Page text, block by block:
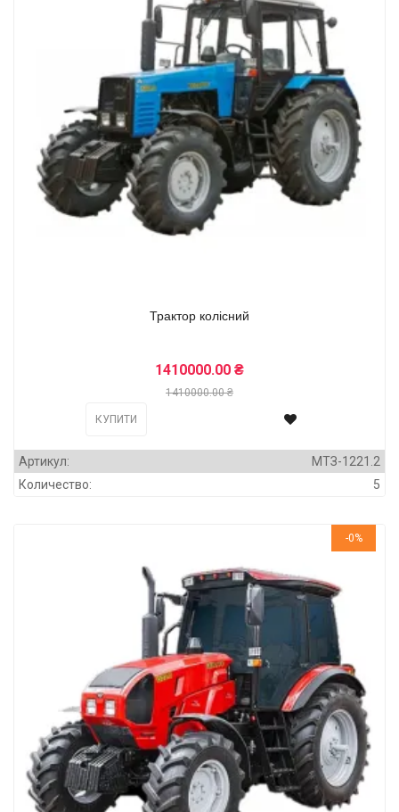
Трактор колісний
1410000.00 ₴
1410000.00 ₴
КУПИТИ
Артикул:
МТЗ-1221.2
Количество:
5
-0%